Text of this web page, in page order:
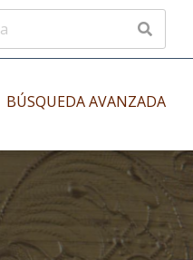
BÚSQUEDA AVANZADA